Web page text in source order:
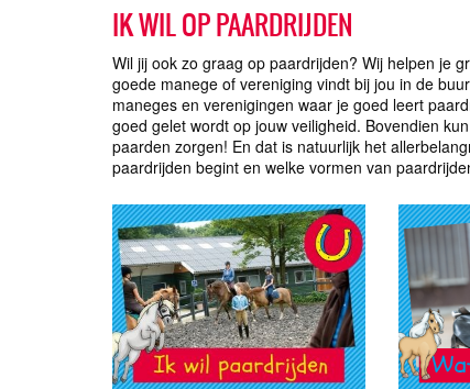
IK WIL OP PAARDRIJDEN
Wil jij ook zo graag op paardrijden? Wij helpen je
goede manege of vereniging vindt bij jou in de
maneges en verenigingen waar je goed leert
goed gelet wordt op jouw veiligheid. Bovendien
paarden zorgen! En dat is natuurlijk het
paardrijden begint en welke vormen van